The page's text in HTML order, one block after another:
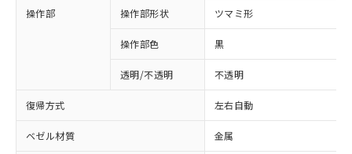
操作部 操作部形状 ツマミ形
操作部色 黒
透明/不透明 不透明
復帰方式 左右自動
ベゼル材質 金属